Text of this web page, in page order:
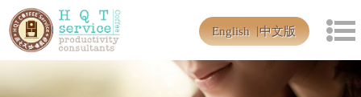
English 中文版